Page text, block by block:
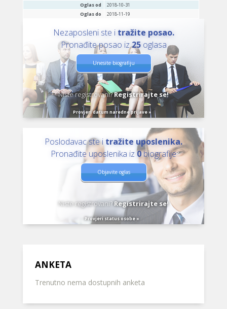
Oglas od
2018-10-31
Oglas do
2018-11-19
Nezaposleni ste i tražite posao.
Pronađite posao iz25oglasa
Unesite biografiju
Niste registrovani?Registrirajte se!
Provjeri datum naredne prijave »
Poslodavac ste i tražite uposlenika.
Pronađite uposlenika iz 0biografije
Objavite oglas
Niste registrovani?Registrirajte se!
Provjeri status osobe »
ANKETA
Trenutno nema dostupnih anketa